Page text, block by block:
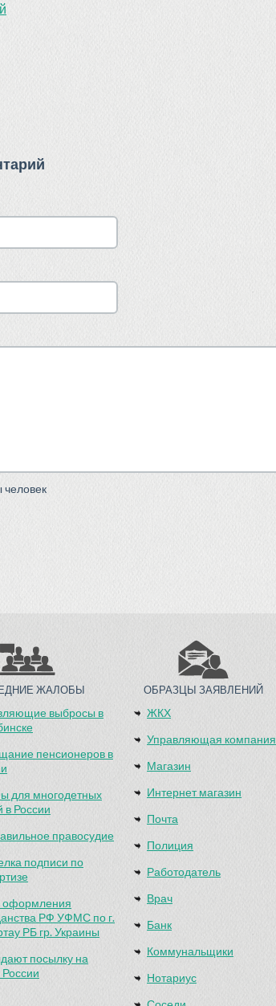
человек
ЖАЛОБЫ
выбросы в
пенсионеров в
для многодетных
в России
правосудие
подписи по
оформления
РФ УФМС по г.
РБ гр. Украины
посылку на
России
ОБРАЗЦЫ ЗАЯВЛЕНИЙ
ЖКХ
Управляющая компания
Магазин
Интернет магазин
Почта
Полиция
Работодатель
Врач
Банк
Коммунальщики
Нотариус